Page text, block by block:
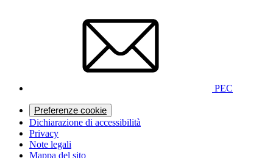
PEC
Preferenze cookie
Dichiarazione di accessibilità
Privacy
Note legali
Mappa del sito